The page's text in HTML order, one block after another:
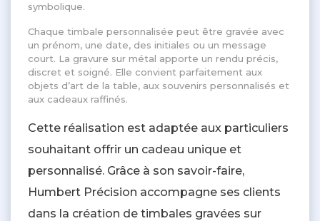
symbolique.
Chaque timbale personnalisée peut être gravée avec
un prénom, une date, des initiales ou un message
court. La gravure sur métal apporte un rendu précis,
discret et soigné. Elle convient parfaitement aux
objets d’art de la table, aux souvenirs personnalisés et
aux cadeaux raffinés.
Cette réalisation est adaptée aux particuliers
souhaitant offrir un cadeau unique et
personnalisé. Grâce à son savoir-faire,
Humbert Précision accompagne ses clients
dans la création de timbales gravées sur